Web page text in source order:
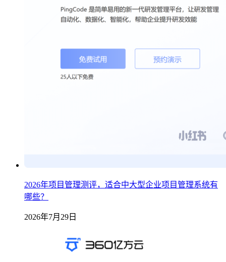
2026年项目管理测评，适合中大型企业项目管理系统有
哪些？
2026年7月29日